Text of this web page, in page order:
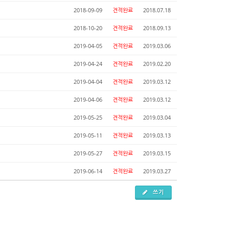
2018-09-09 견적완료 2018.07.18
2018-10-20 견적완료 2018.09.13
2019-04-05 견적완료 2019.03.06
2019-04-24 견적완료 2019.02.20
2019-04-04 견적완료 2019.03.12
2019-04-06 견적완료 2019.03.12
2019-05-25 견적완료 2019.03.04
2019-05-11 견적완료 2019.03.13
2019-05-27 견적완료 2019.03.15
2019-06-14 견적완료 2019.03.27
쓰기